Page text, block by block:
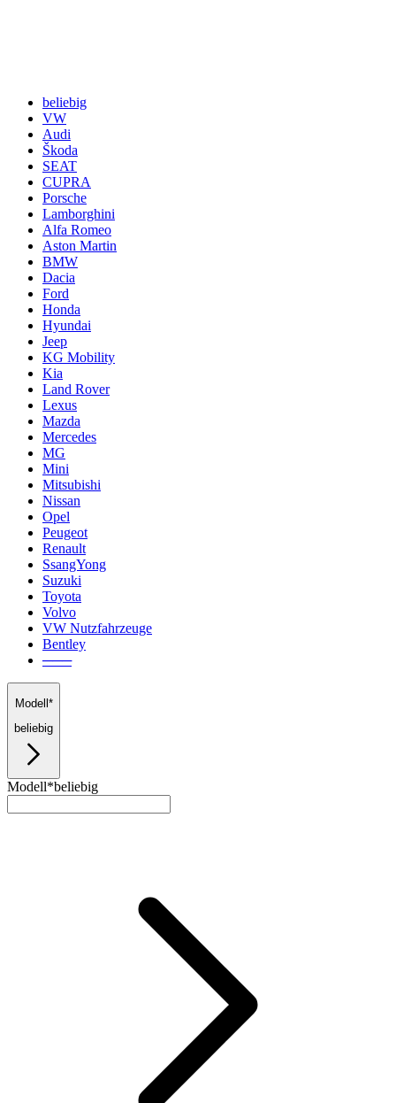
beliebig
VW
Audi
Škoda
SEAT
CUPRA
Porsche
Lamborghini
Alfa Romeo
Aston Martin
BMW
Dacia
Ford
Honda
Hyundai
Jeep
KG Mobility
Kia
Land Rover
Lexus
Mazda
Mercedes
MG
Mini
Mitsubishi
Nissan
Opel
Peugeot
Renault
SsangYong
Suzuki
Toyota
Volvo
VW Nutzfahrzeuge
Bentley
───
Modell*
beliebig
Modell*beliebig